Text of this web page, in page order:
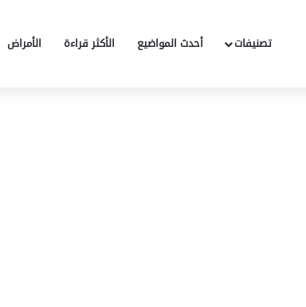
تصنيفات أحدث المواضيع الأكثر قراءة الأمراض